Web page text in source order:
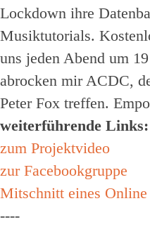
Lockdown ihre
Musiktutorials.
uns jeden Abend um
abrocken mir ACDC,
Peter Fox treffen.
weiterführende Links:
zum Projektvideo
zur Facebookgruppe
Mitschnitt eines
----